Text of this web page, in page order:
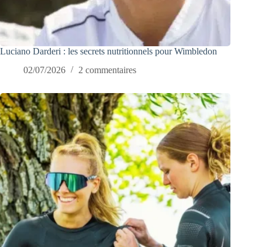
Luciano Darderi : les secrets nutritionnels pour Wimbledon
02/07/2026
2 commentaires